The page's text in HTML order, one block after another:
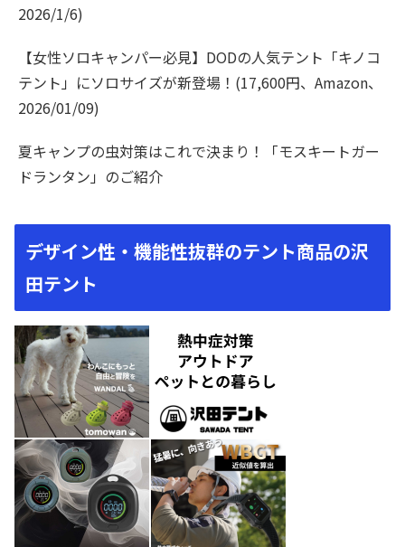
2026/1/6)
【女性ソロキャンパー必見】DODの人気テント「キノコ
テント」にソロサイズが新登場！(17,600円、Amazon、
2026/01/09)
夏キャンプの虫対策はこれで決まり！「モスキートガー
ドランタン」のご紹介
デザイン性・機能性抜群のテント商品の沢
田テント